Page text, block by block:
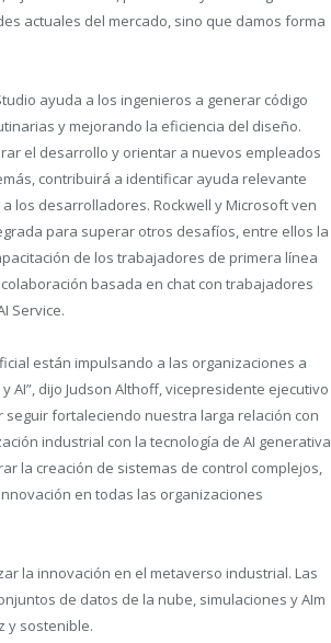
actuales del mercado, sino que damos forma
ayuda a los ingenieros a generar código
y mejorando la eficiencia del diseño.
el desarrollo y orientar a nuevos empleados
contribuirá a identificar ayuda relevante
los desarrolladores. Rockwell y Microsoft ven
para superar otros desafíos, entre ellos la
de los trabajadores de primera línea
basada en chat con trabajadores
Service.
están impulsando a las organizaciones a
dijo Judson Althoff, vicepresidente ejecutivo
seguir fortaleciendo nuestra larga relación con
industrial con la tecnología de AI generativa
la creación de sistemas de control complejos,
en todas las organizaciones
la innovación en el metaverso industrial. Las
de datos de la nube, simulaciones y AIm
y sostenible.